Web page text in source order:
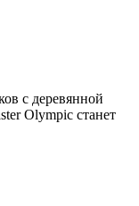
с деревянной
Olympic станет